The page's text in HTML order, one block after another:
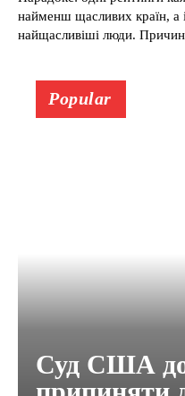
найменш щасливих країн, а
найщасливіші люди.
Popular
Суд США